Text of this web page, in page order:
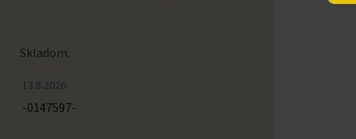
Skladom.
13.8.2026
-0147597-